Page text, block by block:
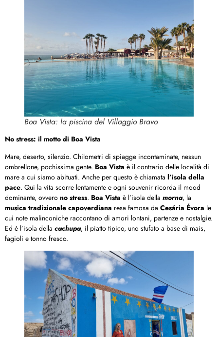
Boa Vista: la piscina del Villaggio Bravo
No stress: il motto di Boa Vista
Mare, deserto, silenzio. Chilometri di spiagge incontaminate, nessun
ombrellone, pochissima gente. Boa Vista è il contrario delle località di
mare a cui siamo abituati. Anche per questo è chiamata l’isola della
pace. Qui la vita scorre lentamente e ogni souvenir ricorda il mood
dominante, ovvero no stress. Boa Vista è l’isola della morna, la
musica tradizionale capoverdiana resa famosa da Cesária Évora le
cui note malinconiche raccontano di amori lontani, partenze e nostalgie.
Ed è l’isola della cachupa, il piatto tipico, uno stufato a base di mais,
fagioli e tonno fresco.